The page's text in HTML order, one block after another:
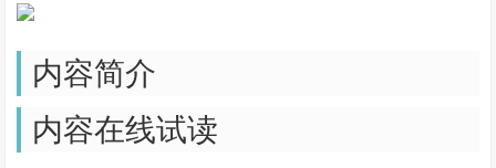
内容简介
内容在线试读